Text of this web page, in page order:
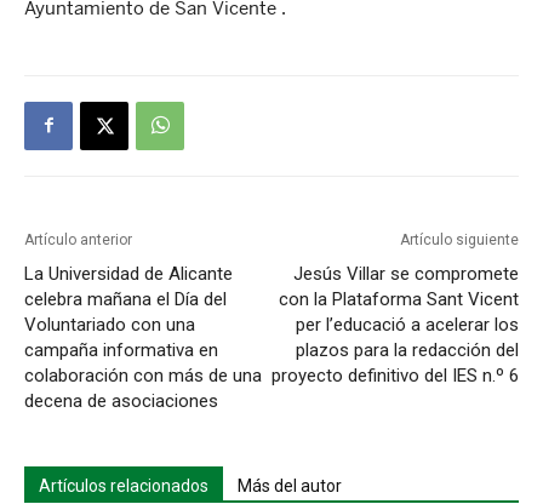
Ayuntamiento de San Vicente .
Artículo anterior
La Universidad de Alicante
celebra mañana el Día del
Voluntariado con una
campaña informativa en
colaboración con más de una
decena de asociaciones
Artículo siguiente
Jesús Villar se compromete
con la Plataforma Sant Vicent
per l’educació a acelerar los
plazos para la redacción del
proyecto definitivo del IES n.º 6
Artículos relacionados Más del autor